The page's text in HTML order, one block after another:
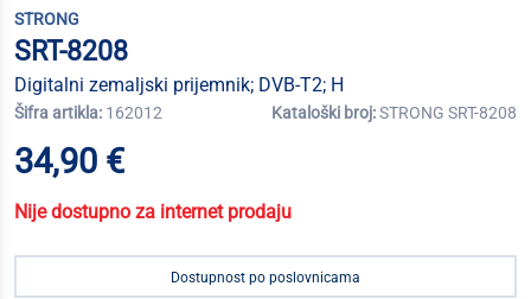
STRONG
SRT-8208
Digitalni zemaljski prijemnik; DVB-T2; H
Šifra artikla: 162012 Kataloški broj:STRONG SRT-8208
34,90 €
Nije dostupno za internet prodaju
Dostupnost po poslovnicama